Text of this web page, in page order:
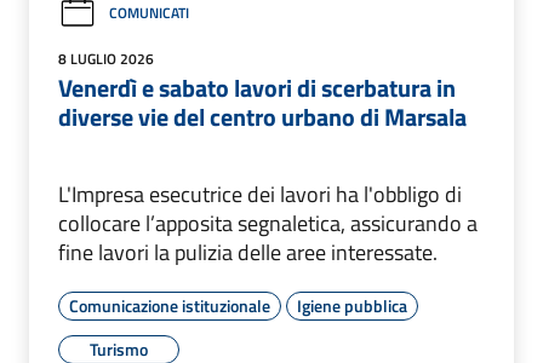
COMUNICATI
8 LUGLIO 2026
Venerdì e sabato lavori di scerbatura in
diverse vie del centro urbano di Marsala
L'Impresa esecutrice dei lavori ha l'obbligo di
collocare l’apposita segnaletica, assicurando a
fine lavori la pulizia delle aree interessate.
Comunicazione istituzionale
Igiene pubblica
Turismo